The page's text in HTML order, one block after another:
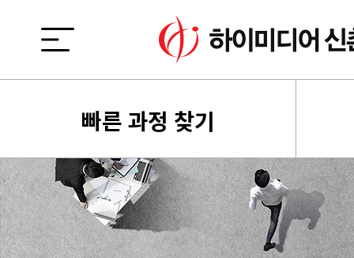
빠른 과정 찾기